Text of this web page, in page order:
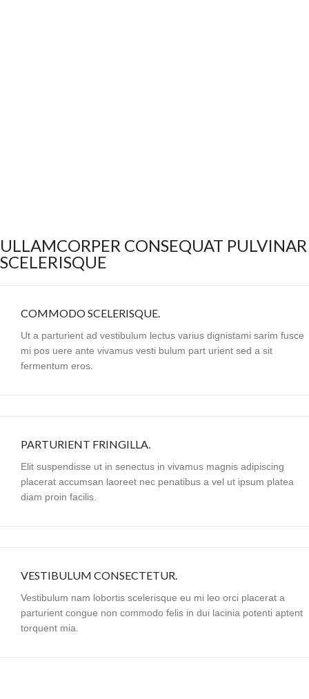
ULLAMCORPER CONSEQUAT PULVINAR
SCELERISQUE
COMMODO SCELERISQUE.
Ut a parturient ad vestibulum lectus varius dignistami sarim fusce
mi pos uere ante vivamus vesti bulum part urient sed a sit
fermentum eros.
PARTURIENT FRINGILLA.
Elit suspendisse ut in senectus in vivamus magnis adipiscing
placerat accumsan laoreet nec penatibus a vel ut ipsum platea
diam proin facilis.
VESTIBULUM CONSECTETUR.
Vestibulum nam lobortis scelerisque eu mi leo orci placerat a
parturient congue non commodo felis in dui lacinia potenti aptent
torquent mia.